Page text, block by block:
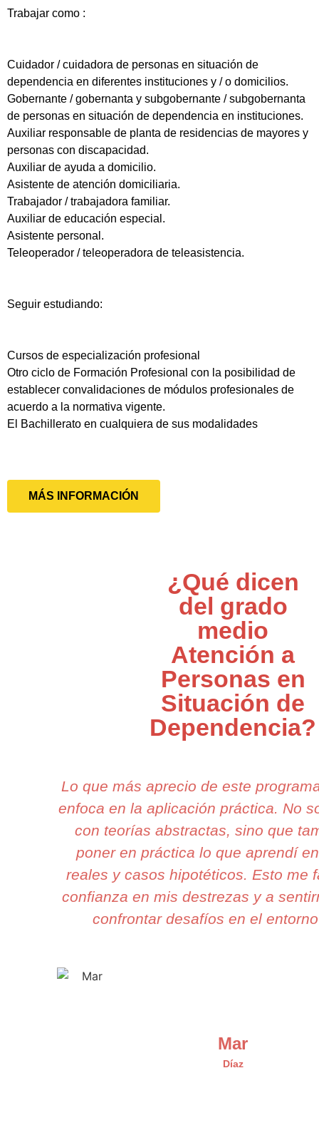
Trabajar como :
Cuidador / cuidadora de personas en situación de
dependencia en diferentes instituciones y / o domicilios.
Gobernante / gobernanta y subgobernante / subgobernanta
de personas en situación de dependencia en instituciones.
Auxiliar responsable de planta de residencias de mayores y
personas con discapacidad.
Auxiliar de ayuda a domicilio.
Asistente de atención domiciliaria.
Trabajador / trabajadora familiar.
Auxiliar de educación especial.
Asistente personal.
Teleoperador / teleoperadora de teleasistencia.
Seguir estudiando:
Cursos de especialización profesional
Otro ciclo de Formación Profesional con la posibilidad de
establecer convalidaciones de módulos profesionales de
acuerdo a la normativa vigente.
El Bachillerato en cualquiera de sus modalidades
MÁS INFORMACIÓN
¿Qué dicen
del grado
medio
Atención a
Personas en
Situación de
Dependencia?
Lo que más aprecio de este
enfoca en la aplicación práctica. No
con teorías abstractas, sino que
poner en práctica lo que aprendí
reales y casos hipotéticos. Esto me
confianza en mis destrezas y a
confrontar desafíos en el
Mar
Díaz